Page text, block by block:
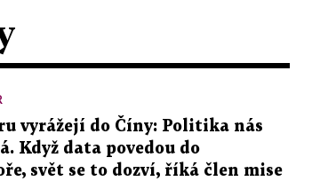
vyrážejí do Číny: Politika nás
Když data povedou do
svět se to dozví, říká člen mise